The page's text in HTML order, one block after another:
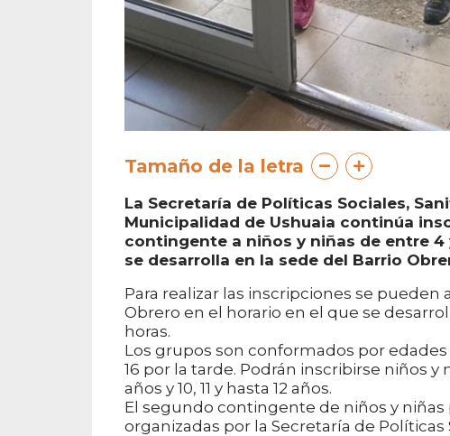
Tamaño de la letra
La Secretaría de Políticas Sociales,
Municipalidad de Ushuaia continúa
contingente a niños y niñas de entre 4
se desarrolla en la sede del Barrio
Para realizar las inscripciones se pueden
Obrero en el horario en el que se
horas.
Los grupos son conformados por edades
16 por la tarde. Podrán inscribirse niños y
años y 10, 11 y hasta 12 años.
El segundo contingente de niños y
organizadas por la Secretaría de